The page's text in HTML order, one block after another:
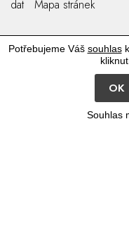
dat
Mapa stránek
Potřebujeme Váš souhlask
OK
Souhlas